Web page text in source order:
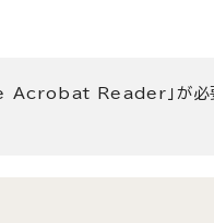
Acrobat Reader」が必